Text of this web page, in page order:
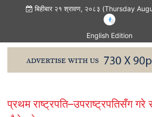
बिहीबार २१ श्रावण, २०८३ (Thursday
English Edition
प्रथम राष्ट्रपति–उपराष्ट्रपतिसँग गरे